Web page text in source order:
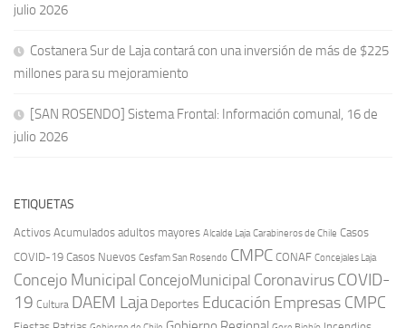
julio 2026
Costanera Sur de Laja contará con una inversión de más de $225
millones para su mejoramiento
[SAN ROSENDO] Sistema Frontal: Información comunal, 16 de
julio 2026
ETIQUETAS
Activos Acumulados adultos mayores Alcalde Laja Carabineros de Chile Casos
COVID-19 Casos Nuevos Cesfam San Rosendo CMPC CONAF Concejales Laja
Concejo Municipal ConcejoMunicipal CoronavirusCOVID-
19 Cultura DAEM Laja Deportes Educación Empresas CMPC